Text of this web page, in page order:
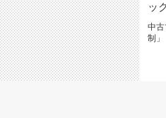
ッ
中
制